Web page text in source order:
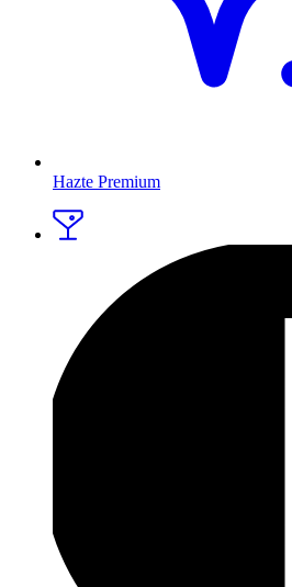
Hazte Premium